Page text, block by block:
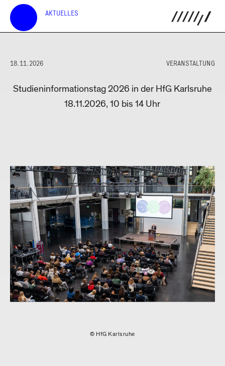
AKTUELLES
18.11.2026 VERANSTALTUNG
Studieninformationstag 2026 in der HfG Karlsruhe
18.11.2026, 10 bis 14 Uhr
© HfG Karlsruhe